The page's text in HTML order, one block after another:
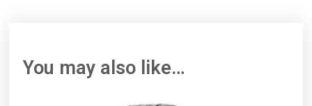
You may also like…